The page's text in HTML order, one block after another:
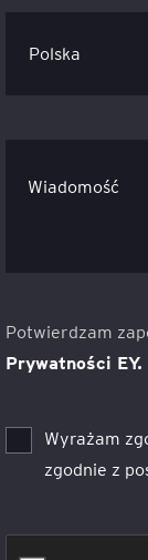
Wiadomość
Potwierdzam
Prywatności EY.
Wyrażam
zgodnie z